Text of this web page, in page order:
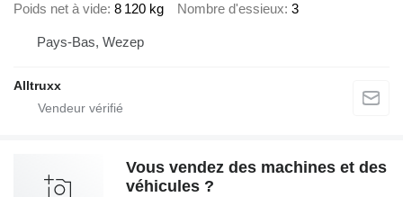
Poids net à vide 8 120 kg Nombre d'essieux 3
Pays-Bas, Wezep
Alltruxx
Vous vendez des machines et des
véhicules ?